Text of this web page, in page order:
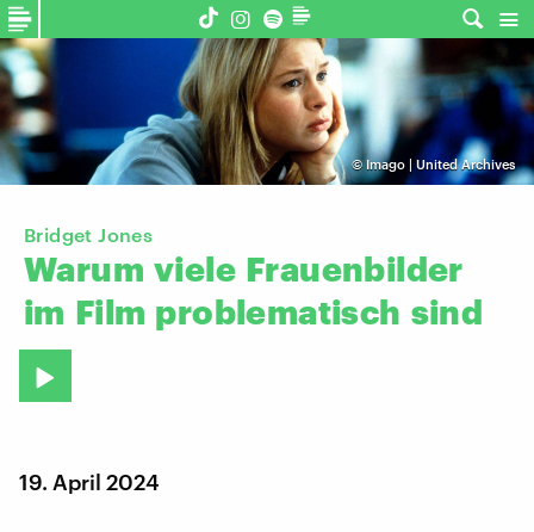
©Imago | United Archives
Bridget Jones
Warum viele Frauenbilder
im Film problematisch sind
19. April 2024